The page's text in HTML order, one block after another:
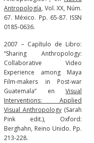
Antropología, Vol. XX, Núm.
67. México. Pp. 65-87. ISSN
0185-0636.
2007 – Capítulo de Libro:
“Sharing Anthropology:
Collaborative Video
Experience among Maya
Film-makers in Post-war
Guatemala” en Visual
Interventions: Applied
Visual Anthropology (Sarah
Pink edit.), Oxford:
Berghahn, Reino Unido. Pp.
213-228.